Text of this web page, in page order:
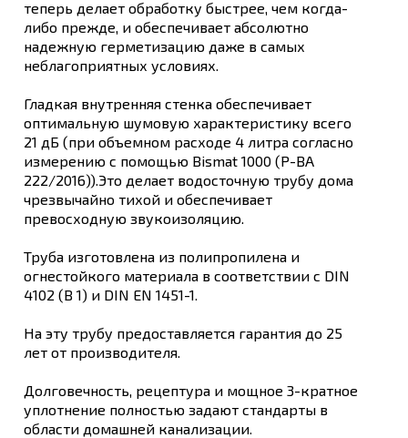
теперь делает обработку быстрее, чем когда-
либо прежде, и обеспечивает абсолютно
надежную герметизацию даже в самых
неблагоприятных условиях.
Гладкая внутренняя стенка обеспечивает
оптимальную шумовую характеристику всего
21 дБ (при объемном расходе 4 литра согласно
измерению с помощью Bismat 1000 (P-BA
222/2016)).Это делает водосточную трубу дома
чрезвычайно тихой и обеспечивает
превосходную звукоизоляцию.
Труба изготовлена из полипропилена и
огнестойкого материала в соответствии с DIN
4102 (B 1) и DIN EN 1451-1.
На эту трубу предоставляется гарантия до 25
лет от производителя.
Долговечность, рецептура и мощное 3-кратное
уплотнение полностью задают стандарты в
области домашней канализации.